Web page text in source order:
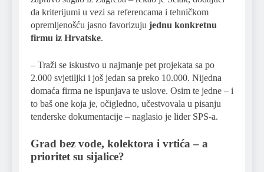
da kriterijumi u vezi sa referencama i tehničkom
opremljenošću jasno favorizuju jednu konkretnu
firmu iz Hrvatske.
– Traži se iskustvo u najmanje pet projekata sa po
2.000 svjetiljki i još jedan sa preko 10.000. Nijedna
domaća firma ne ispunjava te uslove. Osim te jedne – i
to baš one koja je, očigledno, učestvovala u pisanju
tenderske dokumentacije – naglasio je lider SPS-a.
Grad bez vode, kolektora i vrtića – a
prioritet su sijalice?